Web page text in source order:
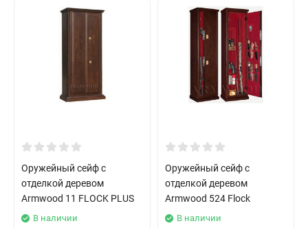
Оружейный сейф с
отделкой деревом
Armwood 11 FLOCK PLUS
В наличии
Оружейный сейф с
отделкой деревом
Armwood 524 Flock
В наличии